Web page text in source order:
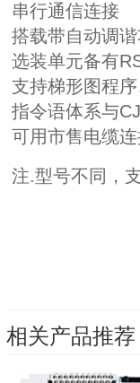
串行通信连接
搭载带自动调
选装单元备有
支持梯形图程序
指令语体系与CJ
可用市售电缆
注.型号不同，
相关产品推荐